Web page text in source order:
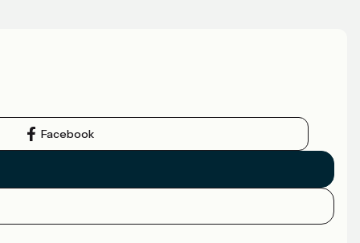
Facebook